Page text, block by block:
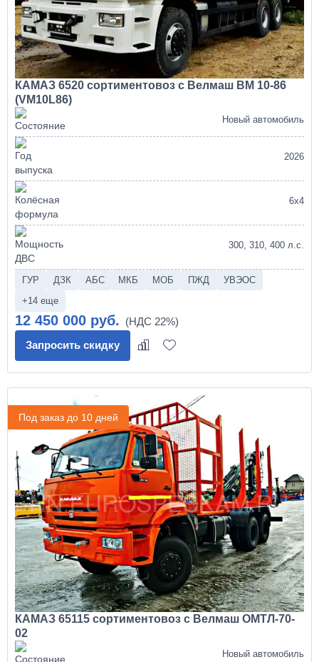
КАМАЗ 6520 сортиментовоз с Велмаш ВМ 10-86
(VM10L86)
Новый автомобиль
2026
6х4
300, 310, 400 л.с.
ГУР ДЗК АБС МКБ МОБ ПЖД
УВЭОС
+14 еще
12 450 000 руб.
Запросить скидку
Под заказ до 10 дней
КАМАЗ 65115 сортиментовоз с Велмаш ОМТЛ-70-
02
Новый автомобиль